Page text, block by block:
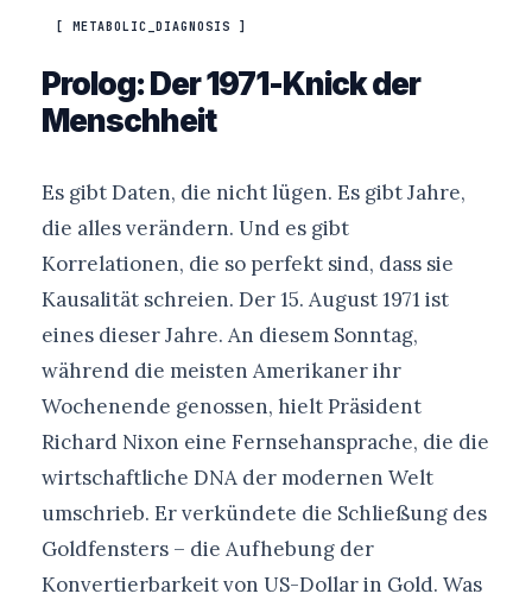
[ METABOLIC_DIAGNOSIS ]
Prolog: Der 1971-Knick der
Menschheit
Es gibt Daten, die nicht lügen. Es gibt Jahre,
die alles verändern. Und es gibt
Korrelationen, die so perfekt sind, dass sie
Kausalität schreien. Der 15. August 1971 ist
eines dieser Jahre. An diesem Sonntag,
während die meisten Amerikaner ihr
Wochenende genossen, hielt Präsident
Richard Nixon eine Fernsehansprache, die die
wirtschaftliche DNA der modernen Welt
umschrieb. Er verkündete die Schließung des
Goldfensters – die Aufhebung der
Konvertierbarkeit von US-Dollar in Gold. Was